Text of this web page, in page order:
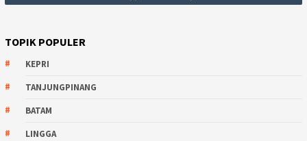
TOPIK POPULER
KEPRI
TANJUNGPINANG
BATAM
LINGGA